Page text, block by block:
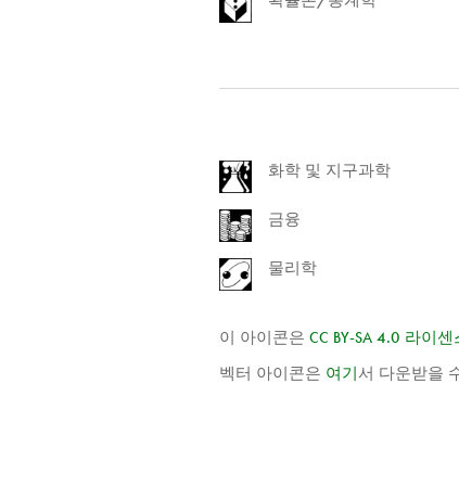
화학 및 지구과학
금융
물리학
이 아이콘은 CC BY-SA 4.0 라이센
벡터 아이콘은 여기서 다운받을